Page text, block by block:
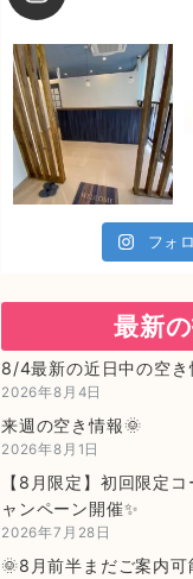
フォ
最新
8/4最新の近日中の空き
2026年8月4日
来週の空き情報🌞
2026年8月1日
【8月限定】初回限定
ャンペーン開催✨
2026年7月28日
🌞8月前半まだご案内可